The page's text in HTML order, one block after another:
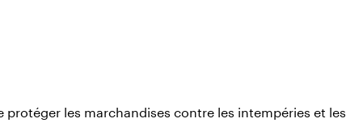
les marchandises contre les intempéries et les